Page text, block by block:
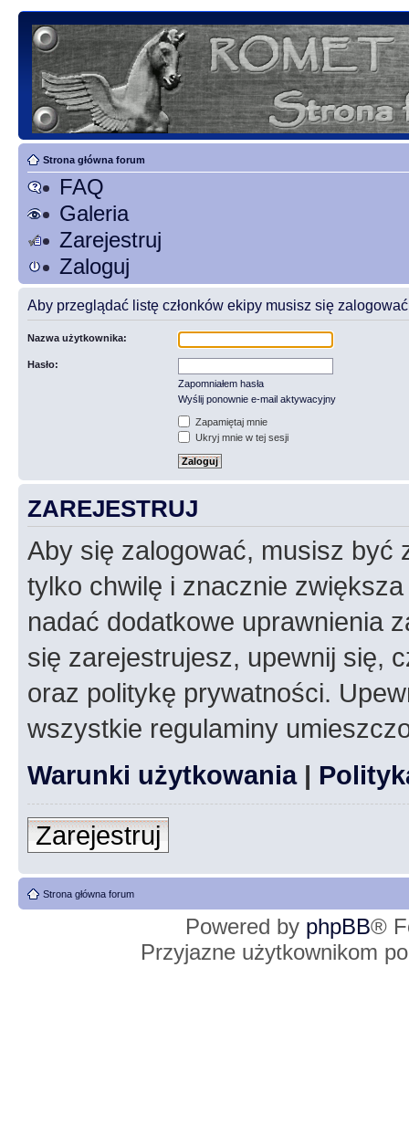
Strona główna forum
FAQ
Galeria
Zarejestruj
Zaloguj
Aby przeglądać listę członków ekipy musisz się
Nazwa użytkownika:
Hasło:
Zapomniałem hasła
Wyślij ponownie e-mail aktywacyjny
Zapamiętaj mnie
Ukryj mnie w tej sesji
ZAREJESTRUJ
Aby się zalogować, musisz być
tylko chwilę i znacznie
nadać dodatkowe uprawnienia
się zarejestrujesz, upewnij się,
oraz politykę prywatności.
wszystkie regulaminy
Warunki użytkowania|
Zarejestruj
Strona główna forum
Powered by phpBB®
Przyjazne użytkownikom